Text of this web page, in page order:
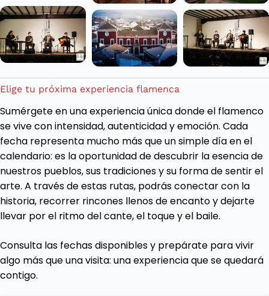
Elige tu próxima experiencia flamenca
Sumérgete en una experiencia única donde el flamenco
se vive con intensidad, autenticidad y emoción. Cada
fecha representa mucho más que un simple día en el
calendario: es la oportunidad de descubrir la esencia de
nuestros pueblos, sus tradiciones y su forma de sentir el
arte. A través de estas rutas, podrás conectar con la
historia, recorrer rincones llenos de encanto y dejarte
llevar por el ritmo del cante, el toque y el baile.
Consulta las fechas disponibles y prepárate para vivir
algo más que una visita: una experiencia que se quedará
contigo.